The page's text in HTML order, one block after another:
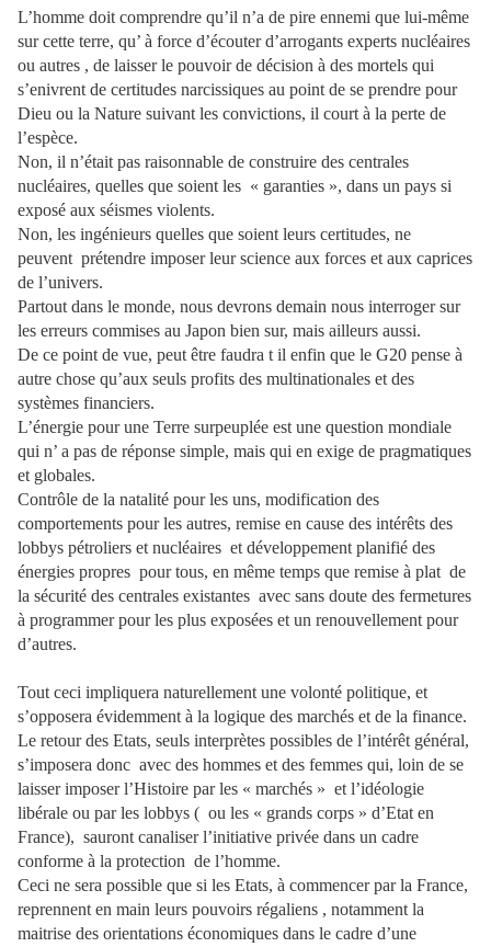
L’homme doit comprendre qu’il n’a de pire ennemi que lui-même
sur cette terre, qu’ à force d’écouter d’arrogants experts nucléaires
ou autres , de laisser le pouvoir de décision à des mortels qui
s’enivrent de certitudes narcissiques au point de se prendre pour
Dieu ou la Nature suivant les convictions, il court à la perte de
l’espèce.
Non, il n’était pas raisonnable de construire des centrales
nucléaires, quelles que soient les « garanties », dans un pays si
exposé aux séismes violents.
Non, les ingénieurs quelles que soient leurs certitudes, ne
peuvent prétendre imposer leur science aux forces et aux caprices
de l’univers.
Partout dans le monde, nous devrons demain nous interroger sur
les erreurs commises au Japon bien sur, mais ailleurs aussi.
De ce point de vue, peut être faudra t il enfin que le G20 pense à
autre chose qu’aux seuls profits des multinationales et des
systèmes financiers.
L’énergie pour une Terre surpeuplée est une question mondiale
qui n’ a pas de réponse simple, mais qui en exige de pragmatiques
et globales.
Contrôle de la natalité pour les uns, modification des
comportements pour les autres, remise en cause des intérêts des
lobbys pétroliers et nucléaires et développement planifié des
énergies propres pour tous, en même temps que remise à plat de
la sécurité des centrales existantes avec sans doute des fermetures
à programmer pour les plus exposées et un renouvellement pour
d’autres.
Tout ceci impliquera naturellement une volonté politique, et
s’opposera évidemment à la logique des marchés et de la finance.
Le retour des Etats, seuls interprètes possibles de l’intérêt général,
s’imposera donc avec des hommes et des femmes qui, loin de se
laisser imposer l’Histoire par les « marchés » et l’idéologie
libérale ou par les lobbys ( ou les « grands corps » d’Etat en
France), sauront canaliser l’initiative privée dans un cadre
conforme à la protection de l’homme.
Ceci ne sera possible que si les Etats, à commencer par la France,
reprennent en main leurs pouvoirs régaliens , notamment la
maitrise des orientations économiques dans le cadre d’une